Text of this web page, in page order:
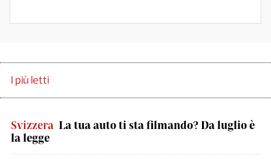
I più letti
Svizzera La tua auto ti sta filmando? Da luglio è
la legge